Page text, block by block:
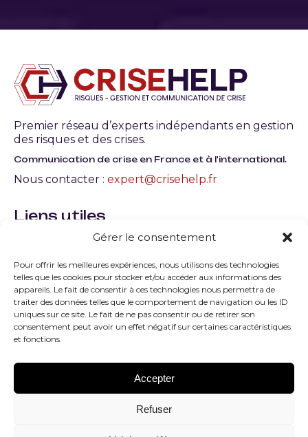
Gérer le consentement
Pour offrir les meilleures expériences, nous utilisons des technologies
telles que les cookies pour stocker et/ou accéder aux informations des
appareils. Le fait de consentir à ces technologies nous permettra de
traiter des données telles que le comportement de navigation ou les ID
uniques sur ce site. Le fait de ne pas consentir ou de retirer son
consentement peut avoir un effet négatif sur certaines caractéristiques
et fonctions.
Accepter
Refuser
Premier réseau d’experts indépendants en gestion
des risques et des crises.
Communication de crise en France et à l'international.
Nous contacter : expert@crisehelp.fr
Liens utiles
Qu’est-ce qu’une crise en entreprise ? Définition,
typologie et gestion
Quels sont les facteurs de la crise les plus courants
?
Quelles sont les principales typologies de la crise ?
crise ?
Contacter un expert